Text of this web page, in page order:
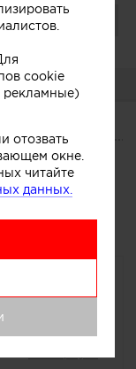
cookie
рекламные)
отозвать
окне.
читайте
данных.